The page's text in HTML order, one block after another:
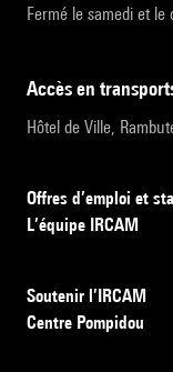
Fermé le samedi et le
accès en
Hôtel de Ville,
Offres d’emploi et
L’équipe IRCAM
Soutenir l’IRCAM
Centre Pompidou